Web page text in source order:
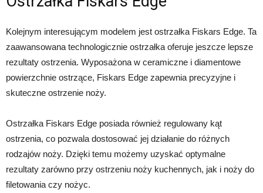
Kolejnym interesującym modelem jest ostrzałka Fiskars Edge. Ta
zaawansowana technologicznie ostrzałka oferuje jeszcze lepsze
rezultaty ostrzenia. Wyposażona w ceramiczne i diamentowe
powierzchnie ostrzące, Fiskars Edge zapewnia precyzyjne i
skuteczne ostrzenie noży.
Ostrzałka Fiskars Edge posiada również regulowany kąt
ostrzenia, co pozwala dostosować jej działanie do różnych
rodzajów noży. Dzięki temu możemy uzyskać optymalne
rezultaty zarówno przy ostrzeniu noży kuchennych, jak i noży do
filetowania czy nożyc.